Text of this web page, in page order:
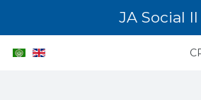
JA Social II